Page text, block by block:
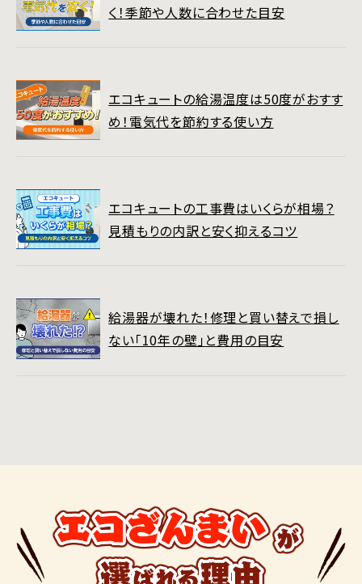
く！季節や人数に合わせた目安
エコキュートの給湯温度は50度がおすす
め！電気代を節約する使い方
エコキュートの工事費はいくらが相場？
見積もりの内訳と安く抑えるコツ
給湯器が壊れた！修理と買い替えで損し
ない「10年の壁」と費用の目安